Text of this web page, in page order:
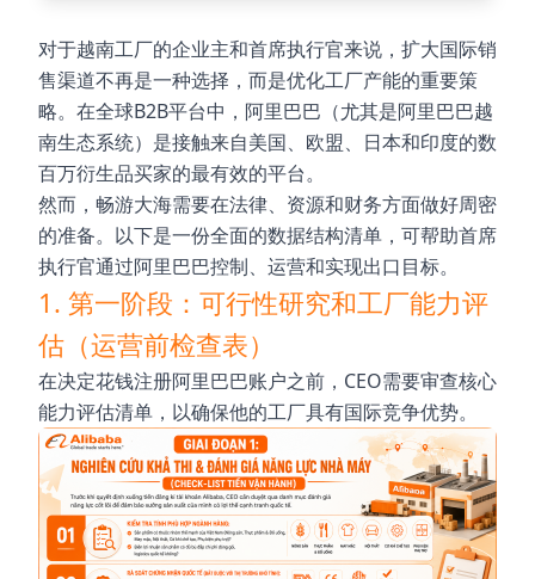
对于越南工厂的企业主和首席执行官来说，扩大国际销
售渠道不再是一种选择，而是优化工厂产能的重要策
略。在全球B2B平台中，阿里巴巴（尤其是阿里巴巴越
南生态系统）是接触来自美国、欧盟、日本和印度的数
百万衍生品买家的最有效的平台。
然而，畅游大海需要在法律、资源和财务方面做好周密
的准备。以下是一份全面的数据结构清单，可帮助首席
执行官通过阿里巴巴控制、运营和实现出口目标。
1. 第一阶段：可行性研究和工厂能力评
估（运营前检查表）
在决定花钱注册阿里巴巴账户之前，CEO需要审查核心
能力评估清单，以确保他的工厂具有国际竞争优势。